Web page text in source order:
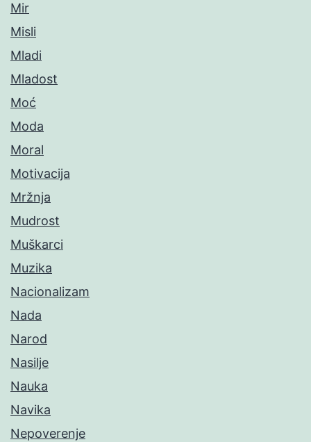
Mir
Misli
Mladi
Mladost
Moć
Moda
Moral
Motivacija
Mržnja
Mudrost
Muškarci
Muzika
Nacionalizam
Nada
Narod
Nasilje
Nauka
Navika
Nepoverenje